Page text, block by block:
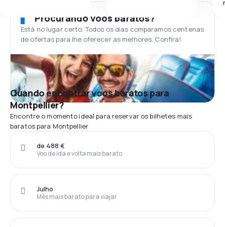
Procurando voos baratos?
Está no lugar certo. Todos os dias comparamos centenas
de ofertas para lhe oferecer as melhores. Confira!
Quando encontrar voos baratos para
Montpellier?
Encontre o momento ideal para reservar os bilhetes mais
baratos para Montpellier
Voo de ida e volta mais barato
de 488 €
Mês mais barato para viajar
Julho